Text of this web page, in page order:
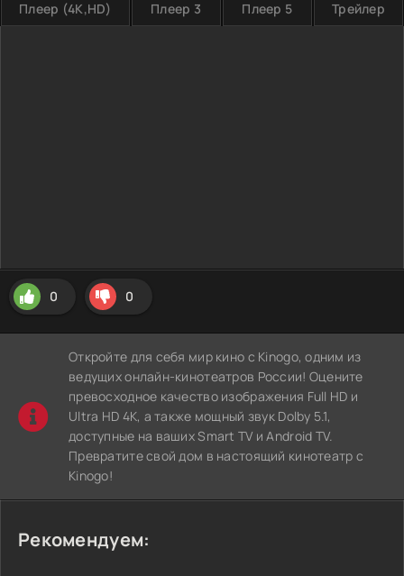
Плеер (4K,HD) Плеер 3 Плеер 5 Трейлер
0 0
Откройте для себя мир кино с Kinogo, одним из
ведущих онлайн-кинотеатров России! Оцените
превосходное качество изображения Full HD и
Ultra HD 4K, а также мощный звук Dolby 5.1,
доступные на ваших Smart TV и Android TV.
Превратите свой дом в настоящий кинотеатр с
Kinogo!
Рекомендуем: